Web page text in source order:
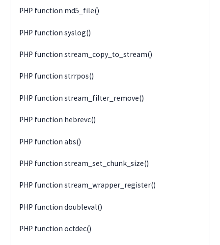
PHP function md5_file()
PHP function syslog()
PHP function stream_copy_to_stream()
PHP function strrpos()
PHP function stream_filter_remove()
PHP function hebrevc()
PHP function abs()
PHP function stream_set_chunk_size()
PHP function stream_wrapper_register()
PHP function doubleval()
PHP function octdec()